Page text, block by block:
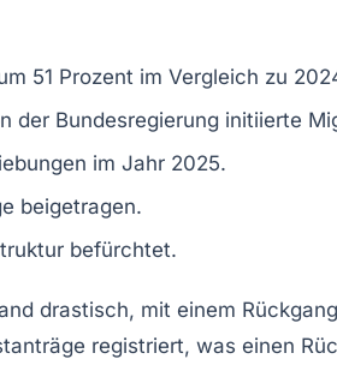
51 Prozent im Vergleich zu
der Bundesregierung initiierte
im Jahr 2025.
beigetragen.
befürchtet.
drastisch, mit einem
registriert, was einen